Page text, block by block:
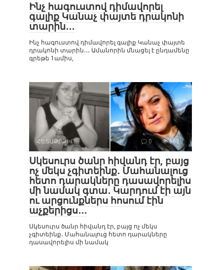
Ինչ հագուստով դիմավորել
գալիք Կանաչ փայտե դրակոնի
տարին․․․
Ինչ հագուստով դիմավորել գալիք Կանաչ փայտե
դրակոնի տարին․․․ Ամանորին մնացել է ընդամենը
գրեթե 1ամիս,
ՀԵՏԱՔՐՔԻՐ 0 662
Սկեսուրս ծանր հիվանդ էր, բայց
ոչ մեկս չգիտեինք․ Մահանալուց
հետո դարակները դասավորելիս
մի նամակ գտա․ Կարդում էի այն
ու արցունքներս հոսում էին
աչքերիցս․․․
Սկեսուրս ծանր հիվանդ էր, բայց ոչ մեկս
չգիտեինք․ Մահանալուց հետո դարակները
դասավորելիս մի նամակ